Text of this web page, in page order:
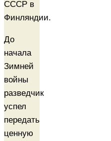
СССР в
Финляндии.
До
начала
Зимней
войны
разведчик
успел
передать
ценную